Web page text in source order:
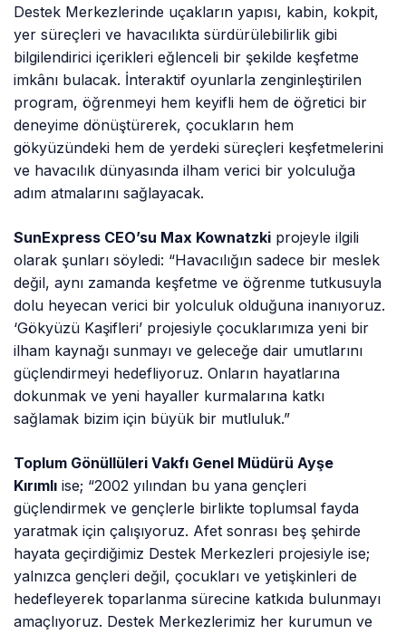
Destek Merkezlerinde uçakların yapısı, kabin, kokpit,
yer süreçleri ve havacılıkta sürdürülebilirlik gibi
bilgilendirici içerikleri eğlenceli bir şekilde keşfetme
imkânı bulacak. İnteraktif oyunlarla zenginleştirilen
program, öğrenmeyi hem keyifli hem de öğretici bir
deneyime dönüştürerek, çocukların hem
gökyüzündeki hem de yerdeki süreçleri keşfetmelerini
ve havacılık dünyasında ilham verici bir yolculuğa
adım atmalarını sağlayacak.
SunExpress CEO’su Max Kownatzki projeyle ilgili
olarak şunları söyledi: “Havacılığın sadece bir meslek
değil, aynı zamanda keşfetme ve öğrenme tutkusuyla
dolu heyecan verici bir yolculuk olduğuna inanıyoruz.
‘Gökyüzü Kaşifleri’ projesiyle çocuklarımıza yeni bir
ilham kaynağı sunmayı ve geleceğe dair umutlarını
güçlendirmeyi hedefliyoruz. Onların hayatlarına
dokunmak ve yeni hayaller kurmalarına katkı
sağlamak bizim için büyük bir mutluluk.”
Toplum Gönüllüleri Vakfı Genel Müdürü Ayşe
Kırımlı ise; “2002 yılından bu yana gençleri
güçlendirmek ve gençlerle birlikte toplumsal fayda
yaratmak için çalışıyoruz. Afet sonrası beş şehirde
hayata geçirdiğimiz Destek Merkezleri projesiyle ise;
yalnızca gençleri değil, çocukları ve yetişkinleri de
hedefleyerek toparlanma sürecine katkıda bulunmayı
amaçlıyoruz. Destek Merkezlerimiz her kurumun ve